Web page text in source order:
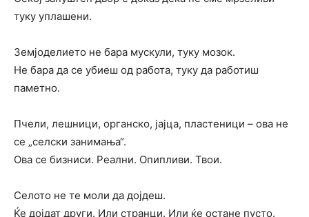
туку уплашени.
Земјоделието не бара мускули, туку мозок.
Не бара да се убиеш од работа, туку да работиш
паметно.
Пчели, лешници, органско, јајца, пластеници – ова не
се „селски занимања“.
Ова се бизниси. Реални. Опипливи. Твои.
Селото не те моли да дојдеш.
Ќе дојдат други. Или странци. Или ќе остане пусто.